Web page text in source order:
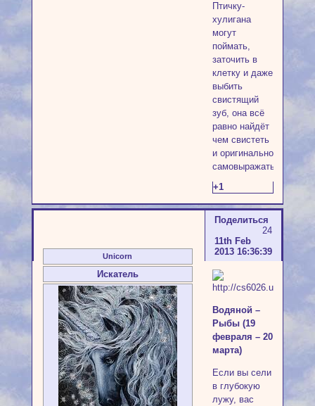
Птичку-
хулигана
могут
поймать,
заточить в
клетку и даже
выбить
свистящий
зуб, она всё
равно найдёт
чем свистеть
и оригинально
самовыражаться.
+1
Поделиться
24
11th Feb
2013 16:36:39
Unicorn
Искатель
Водяной –
Рыбы (19
февраля – 20
марта)
Если вы сели
в глубокую
лужу, вас